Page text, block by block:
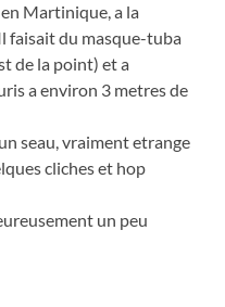
Martinique, a la
faisait du masque-tuba
de la point) et a
a environ 3 metres de
seau, vraiment etrange
cliches et hop
un peu